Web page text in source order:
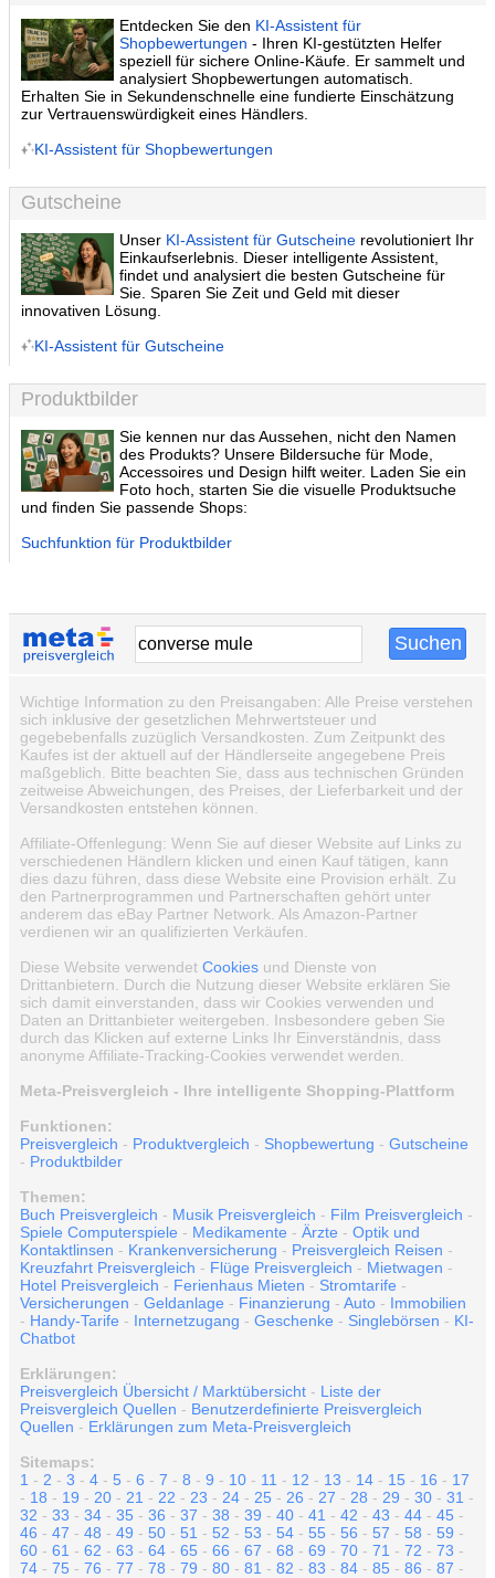
Entdecken Sie den KI-Assistent für
Shopbewertungen - Ihren KI-gestützten Helfer
speziell für sichere Online-Käufe. Er sammelt und
analysiert Shopbewertungen automatisch.
Erhalten Sie in Sekundenschnelle eine fundierte Einschätzung
zur Vertrauenswürdigkeit eines Händlers.
KI-Assistent für Shopbewertungen
Gutscheine
Unser KI-Assistent für Gutscheine revolutioniert Ihr
Einkaufserlebnis. Dieser intelligente Assistent,
findet und analysiert die besten Gutscheine für
Sie. Sparen Sie Zeit und Geld mit dieser
innovativen Lösung.
KI-Assistent für Gutscheine
Produktbilder
Sie kennen nur das Aussehen, nicht den Namen
des Produkts? Unsere Bildersuche für Mode,
Accessoires und Design hilft weiter. Laden Sie ein
Foto hoch, starten Sie die visuelle Produktsuche
und finden Sie passende Shops:
Suchfunktion für Produktbilder
Wichtige Information zu den Preisangaben: Alle Preise verstehen
sich inklusive der gesetzlichen Mehrwertsteuer und
gegebebenfalls zuzüglich Versandkosten. Zum Zeitpunkt des
Kaufes ist der aktuell auf der Händlerseite angegebene Preis
maßgeblich. Bitte beachten Sie, dass aus technischen Gründen
zeitweise Abweichungen, des Preises, der Lieferbarkeit und der
Versandkosten entstehen können.
Affiliate-Offenlegung: Wenn Sie auf dieser Website auf Links zu
verschiedenen Händlern klicken und einen Kauf tätigen, kann
dies dazu führen, dass diese Website eine Provision erhält. Zu
den Partnerprogrammen und Partnerschaften gehört unter
anderem das eBay Partner Network. Als Amazon-Partner
verdienen wir an qualifizierten Verkäufen.
Diese Website verwendet Cookies und Dienste von
Drittanbietern. Durch die Nutzung dieser Website erklären Sie
sich damit einverstanden, dass wir Cookies verwenden und
Daten an Drittanbieter weitergeben. Insbesondere geben Sie
durch das Klicken auf externe Links Ihr Einverständnis, dass
anonyme Affiliate-Tracking-Cookies verwendet werden.
Meta-Preisvergleich - Ihre intelligente Shopping-Plattform
Funktionen:
Preisvergleich - Produktvergleich - Shopbewertung - Gutscheine
- Produktbilder
Themen:
Buch Preisvergleich - Musik Preisvergleich - Film Preisvergleich -
Spiele Computerspiele - Medikamente - Ärzte - Optik und
Kontaktlinsen - Krankenversicherung - Preisvergleich Reisen -
Kreuzfahrt Preisvergleich - Flüge Preisvergleich - Mietwagen -
Hotel Preisvergleich - Ferienhaus Mieten - Stromtarife -
Versicherungen - Geldanlage - Finanzierung - Auto - Immobilien
- Handy-Tarife - Internetzugang - Geschenke - Singlebörsen - KI-
Chatbot
Erklärungen:
Preisvergleich Übersicht / Marktübersicht - Liste der
Preisvergleich Quellen - Benutzerdefinierte Preisvergleich
Quellen - Erklärungen zum Meta-Preisvergleich
Sitemaps:
1 - 2 - 3 - 4 - 5 - 6 - 7 - 8 - 9 - 10 - 11 - 12 - 13 - 14 - 15 - 16 - 17
- 18 - 19 - 20 - 21 - 22 - 23 - 24 - 25 - 26 - 27 - 28 - 29 - 30 - 31 -
32 - 33 - 34 - 35 - 36 - 37 - 38 - 39 - 40 - 41 - 42 - 43 - 44 - 45 -
46 - 47 - 48 - 49 - 50 - 51 - 52 - 53 - 54 - 55 - 56 - 57 - 58 - 59 -
60 - 61 - 62 - 63 - 64 - 65 - 66 - 67 - 68 - 69 - 70 - 71 - 72 - 73 -
74 - 75 - 76 - 77 - 78 - 79 - 80 - 81 - 82 - 83 - 84 - 85 - 86 - 87 -